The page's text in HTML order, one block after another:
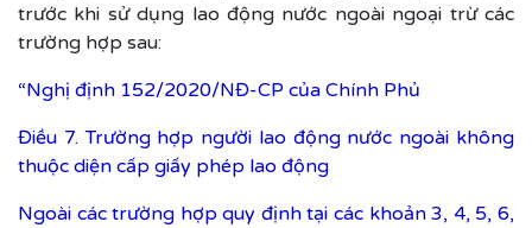
trước khi sử dụng lao động nước ngoài ngoại trừ các
trường hợp sau:
“Nghị định 152/2020/NĐ-CP của Chính Phủ
Điều 7. Trường hợp người lao động nước ngoài không
thuộc diện cấp giấy phép lao động
Ngoài các trường hợp quy định tại các khoản 3, 4, 5, 6,